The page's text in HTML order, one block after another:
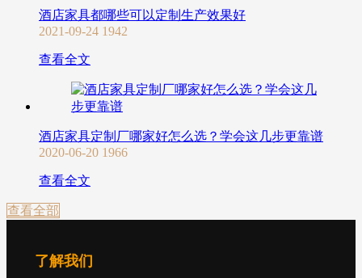
酒店家具都哪些可以定制生产效果好
2021-09-24 1942
查看全文
酒店家具定制厂哪家好怎么选？学会这几步更靠谱
2020-06-20 1966
查看全文
查看全部
了解我们